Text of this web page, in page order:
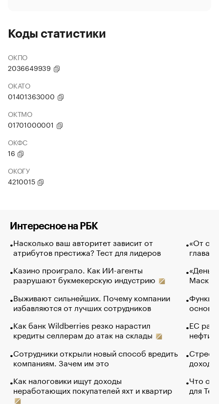
Коды статистики
ОКПО
2036649939
ОКАТО
01401363000
ОКТМО
01701000001
ОКФС
16
ОКОГУ
4210015
Интересное на РБК
Насколько ваш авторитет зависит от
атрибутов престижа? Тест для лидеров
Казино проиграло. Как ИИ-агенты
разрушают букмекерскую индустрию
Выживают сильнейших. Почему компании
избавляются от лучших сотрудников
Как банк Wildberries резко нарастил
кредиты селлерам до атак на склады
Сотрудники открыли новый способ вредить
компаниям. Зачем им это
Как налоговики ищут доходы
неработающих покупателей яхт и квартир
«От
глава
Маск в
основ
ЕС
нефти
Что
для